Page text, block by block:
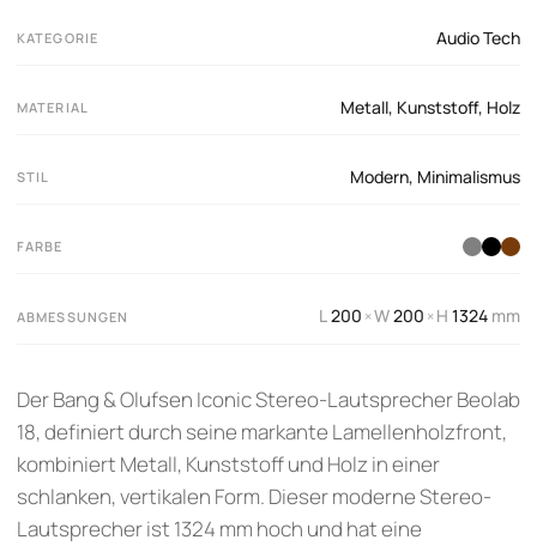
KATEGORIE Audio Tech
MATERIAL Metall, Kunststoff, Holz
STIL Modern, Minimalismus
FARBE
ABMESSUNGEN L200 ×W200 ×H 1324 mm
Der Bang & Olufsen Iconic Stereo-Lautsprecher Beolab
18, definiert durch seine markante Lamellenholzfront,
kombiniert Metall, Kunststoff und Holz in einer
schlanken, vertikalen Form. Dieser moderne Stereo-
Lautsprecher ist 1324 mm hoch und hat eine